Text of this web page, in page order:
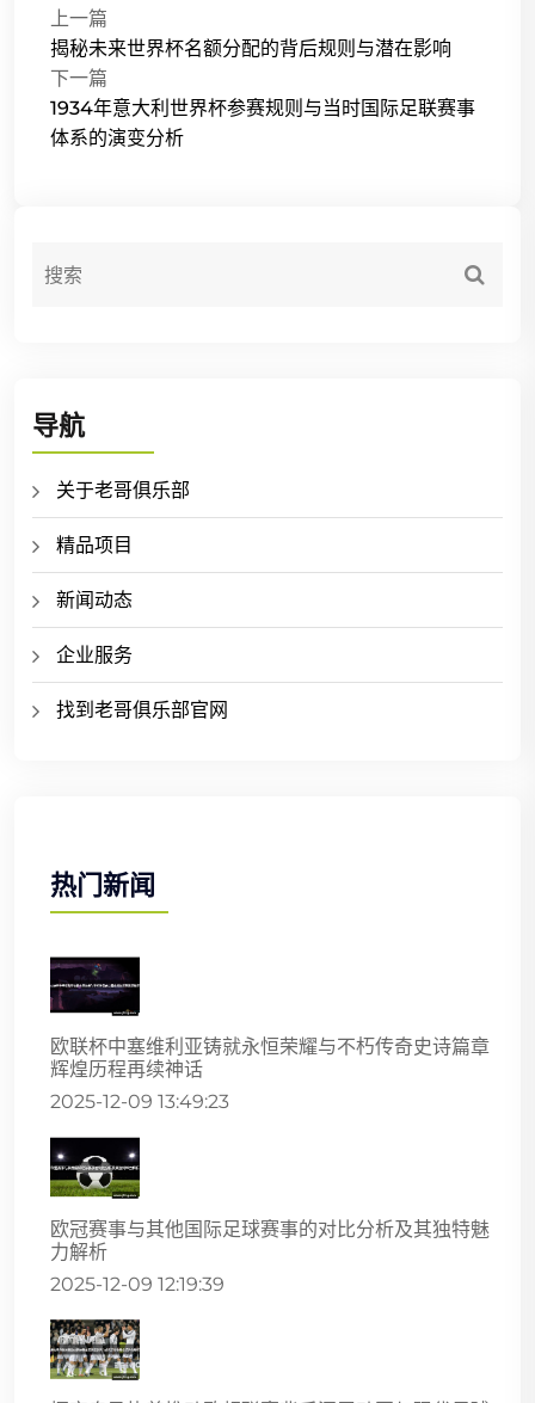
上一篇
揭秘未来世界杯名额分配的背后规则与潜在影响
下一篇
1934年意大利世界杯参赛规则与当时国际足联赛事
体系的演变分析
导航
关于老哥俱乐部
精品项目
新闻动态
企业服务
找到老哥俱乐部官网
热门新闻
欧联杯中塞维利亚铸就永恒荣耀与不朽传奇史诗篇章
辉煌历程再续神话
2025-12-09 13:49:23
欧冠赛事与其他国际足球赛事的对比分析及其独特魅
力解析
2025-12-09 12:19:39